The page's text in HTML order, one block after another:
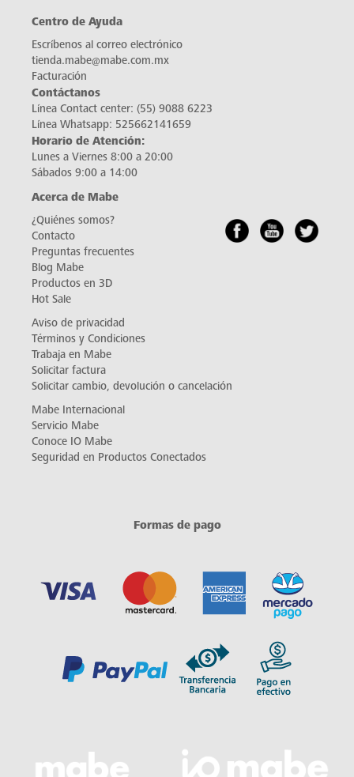
Centro de Ayuda
Escríbenos al correo electrónico
tienda.mabe@mabe.com.mx
Facturación
Contáctanos
Línea Contact center: (55) 9088 6223
Línea Whatsapp: 525662141659
Horario de Atención:
Lunes a Viernes 8:00 a 20:00
Sábados 9:00 a 14:00
Acerca de Mabe
¿Quiénes somos?
Contacto
Preguntas frecuentes
Blog Mabe
Productos en 3D
Hot Sale
Aviso de privacidad
Términos y Condiciones
Trabaja en Mabe
Solicitar factura
Solicitar cambio, devolución o cancelación
Mabe Internacional
Servicio Mabe
Conoce IO Mabe
Seguridad en Productos Conectados
Formas de pago